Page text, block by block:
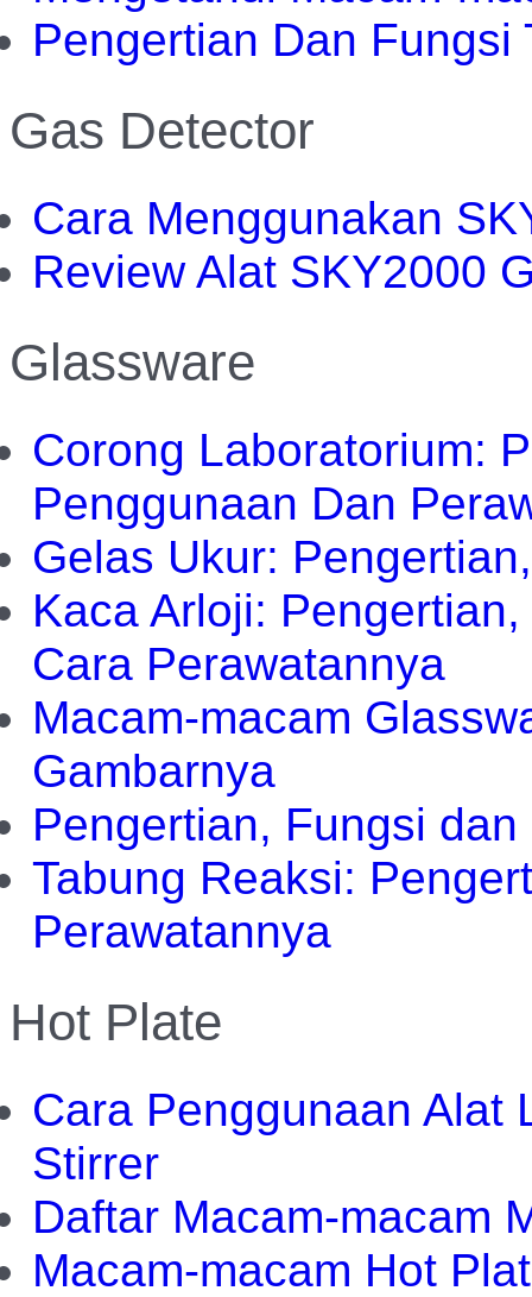
Pengertian Dan Fungsi
Gas Detector
Cara Menggunakan
Review Alat SKY2000
Glassware
Corong Laboratorium:
Penggunaan Dan
Gelas Ukur:
Kaca Arloji:
Cara Perawatannya
Macam-macam
Gambarnya
Pengertian, Fungsi
Tabung Reaksi:
Perawatannya
Hot Plate
Cara Penggunaan Alat
Stirrer
Daftar Macam-macam
Macam-macam Hot